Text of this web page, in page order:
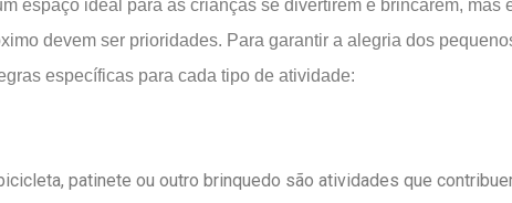
espaço ideal para as crianças se divertirem e brincarem, mas
devem ser prioridades. Para garantir a alegria dos
específicas para cada tipo de atividade:
patinete ou outro brinquedo são atividades que